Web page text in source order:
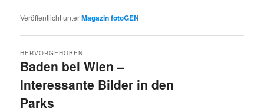
Veröffentlicht unterMagazin fotoGEN
Baden bei Wien –
Interessante Bilder in den
Parks
HERVORGEHOBEN